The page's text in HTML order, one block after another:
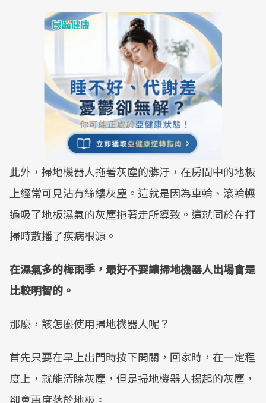
此外，掃地機器人拖著灰塵的髒汙，在房間中的地板
上經常可見沾有絲縷灰塵。這就是因為車輪、滾輪輾
過吸了地板濕氣的灰塵拖著走所導致。這就同於在打
掃時散播了疾病根源。
在濕氣多的梅雨季，最好不要讓掃地機器人出場會是
比較明智的。
那麼，該怎麼使用掃地機器人呢？
首先只要在早上出門時按下開關，回家時，在一定程
度上，就能清除灰塵，但是掃地機器人揚起的灰塵，
卻會再度落於地板。